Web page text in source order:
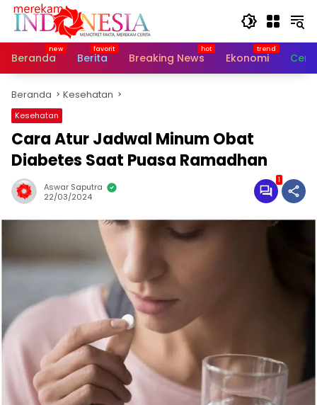
Langsung
Beranda
Berita Breaking News Ekonomi
Beranda Kesehatan
Kesehatan
Cara Atur Jadwal Minum Obat
Diabetes Saat Puasa Ramadhan
Aswar Saputra
22/03/2024
1